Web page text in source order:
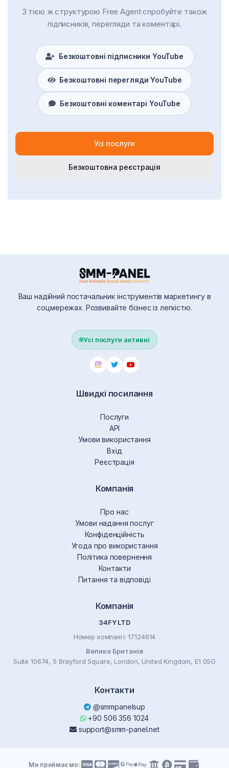
З тією ж структурою Free Agent спробуйте також
підписників, перегляди та коментарі.
Безкоштовні підписники YouTube
Безкоштовні перегляди YouTube
Безкоштовні коментарі YouTube
Усі послуги
Безкоштовна реєстрація
Ваш надійний постачальник інструментів маркетингу в
соцмережах. Розвивайте бізнес із легкістю.
Усі послуги активні
Швидкі посилання
Послуги
API
Умови використання
Вхід
Реєстрація
Компанія
Про нас
Умови надання послуг
Конфіденційність
Угода про використання
Політика повернення
Контакти
Питання та відповіді
Компанія
34FY LTD
Номер компанії: 17124614
Велика Британія
Suite 10674, 5 Brayford Square, London, United Kingdom, E1 0SG
Контакти
@smmpanelsup
+90 506 356 1024
support@smm-panel.net
Ми приймаємо: